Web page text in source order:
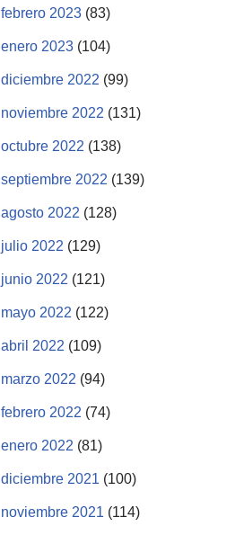
febrero 2023 (83)
enero 2023 (104)
diciembre 2022 (99)
noviembre 2022 (131)
octubre 2022 (138)
septiembre 2022 (139)
agosto 2022 (128)
julio 2022 (129)
junio 2022 (121)
mayo 2022 (122)
abril 2022 (109)
marzo 2022 (94)
febrero 2022 (74)
enero 2022 (81)
diciembre 2021 (100)
noviembre 2021 (114)